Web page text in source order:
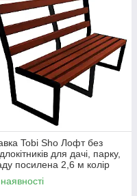
Tobi Sho Лофт без
для дачі, парку,
посилена 2,6 м колір